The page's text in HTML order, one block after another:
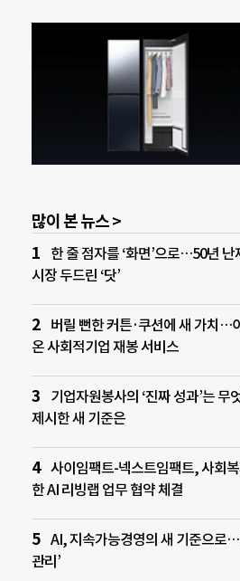
많이 본 뉴스 >
한 줄 점자를 ‘화면’으로…50년 난
시장 두드린 ‘닷’
버릴 뻔한 커튼·쿠션에 새 가치…
온 사회적기업 재봉 서비스
기업자원봉사의 ‘진짜 성과’는 무
제시한 새 기준은
사이임팩트-넥스트임팩트, 사회
한 AI 리빙랩 업무 협약 체결
AI, 지속가능경영의 새 기준으로…
관리’